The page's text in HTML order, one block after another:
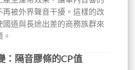
再被外界聲音干擾。這樣的改
國道與長途出差的商務族群來
：隔音膠條的CP值